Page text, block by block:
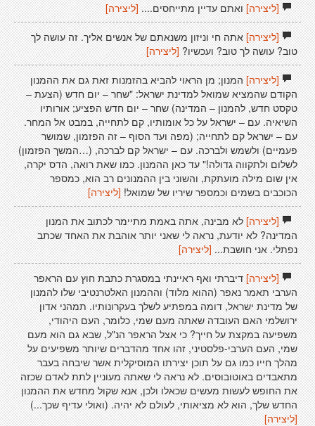
[ליצירה]ואתם עדיין מתייחסים.... [ליצירה]
[ליצירה]אתה חי וניזון משנאתם של אנשים אליך. זה עושה לך
טוב? עושה לך טוב? ועכשיו?[ליצירה]
[ליצירה]המנון; מן הראוי להביא בהזמנות זאת גם את ההמנון
הקודם שהמציא שמואל למדינת ישראל: "שחר – יום חדש (הצעת –
טקסט חדש, להמנון – המדינה) שחר – יום חדש הפציע; אורותיו
השיאיה. עם – ישראל על כל אומותיו, קם לתחייה, במבט אל המחר.
עם – ישראל קם לתחייה; (מפה ועד הסוף – זה הפזמון, שמושר
פעמיים) ולשמש ולברכה. עם – ישראל קם לברכה, (…המשך הפזמון)
לשלום ולתקווה גדולה!" עד כאן ההמנון. כמו שאת רואה, הדס יקרה,
אין שום מילה מועתקת, והשוני בין ההמנונים רב הוא, כמספר
הכוכבים בשמים וכמספר שיריו של שמואל![ליצירה]
[ליצירה]לא מבינה, אתה באמת מתיימר לכתוב את המנון
המדינה? לא יודעת, נראה לי שאני יותר אוהבת את האחד שכתב
נפתלי. אני חושבת...[ליצירה]
[ליצירה]דיברתי ואף ראיינתי במסגרת כתבת חוץ עם הראפר
הערבי תאמר נאפר (ההוא מלוד) וההמנון האלטרנטיבי שלו להמנון
של מדינת ישראל, דומה במפתיע לשלך בעקרונותיו. תמהני אדון
ירושלמי האם העובדה שאתה מעם שמי, כלומר, העם היהודי,
משפיעה במקצת על חייך? כי אצל הראפר הנ"ל, שבא גם הוא מעם
שמי, העם הערבי-פלסטיני, זהו אחד מהדברים שיותר משפיעים על
מהלך חייו כמו גם על תוכן יצירתו המוסיקלית אשר שיבחה בעבר
מתאבדים באוטובוסים. לא נראה לי שאתה מעוניין לתת לאדם שכזה
את החופש לעשות מעשים שכאלו ולכן, אנא שקול מחדש את ההמנון
החדש שלך, הוא לא מציאותי, לעולם לא יהיה. (ואולי עדיף שכך...)
[ליצירה]